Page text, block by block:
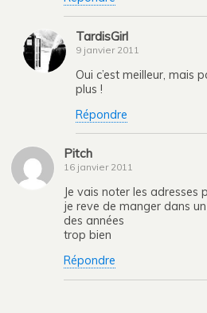
TardisGirl
9 janvier 2011
Oui c’est meilleur, mais
plus !
Répondre
Pitch
16 janvier 2011
Je vais noter les adresses
je reve de manger dans
des années
trop bien
Répondre